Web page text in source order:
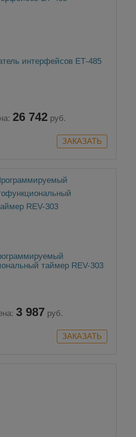
интерфейсов ЕТ-485
26 742 руб.
таймер REV-303
3 987 руб.